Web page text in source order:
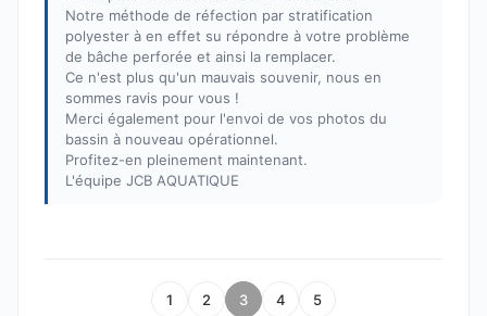
Notre méthode de réfection par stratification
polyester à en effet su répondre à votre problème
de bâche perforée et ainsi la remplacer.
Ce n'est plus qu'un mauvais souvenir, nous en
sommes ravis pour vous !
Merci également pour l'envoi de vos photos du
bassin à nouveau opérationnel.
Profitez-en pleinement maintenant.
L'équipe JCB AQUATIQUE
1 2 3 4 5